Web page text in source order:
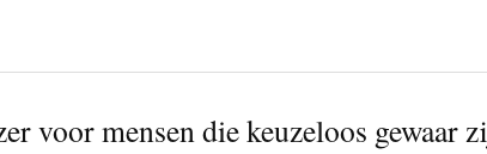
voor mensen die keuzeloos gewaar